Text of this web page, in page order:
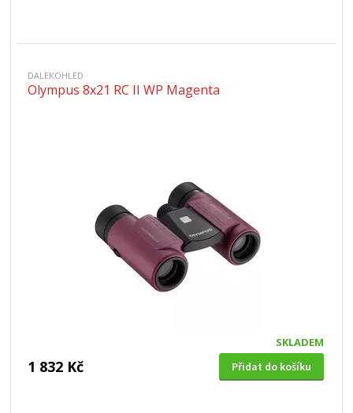
DALEKOHLED
Olympus 8x21 RC II WP Magenta
SKLADEM
1 832 Kč Přidat do košíku